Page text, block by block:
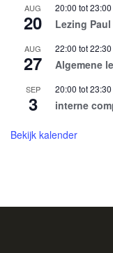
AUG
20
20:00 tot23:00
Lezing
AUG
27
22:00 tot22:30
Algemene
SEP
3
20:00 tot23:30
interne
Bekijk kalender